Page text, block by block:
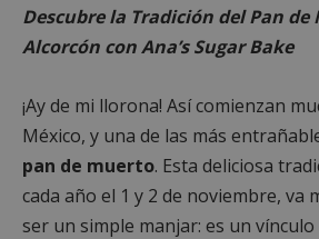
Descubre la Tradición del Pan de
Alcorcón con Ana’s Sugar Bake
¡Ay de mi llorona! Así comienzan
México, y una de las más
pan de muerto. Esta deliciosa
cada año el 1 y 2 de noviembre, va
ser un simple manjar: es un